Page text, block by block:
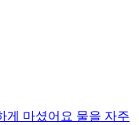
게 마셨어요 물을 자주